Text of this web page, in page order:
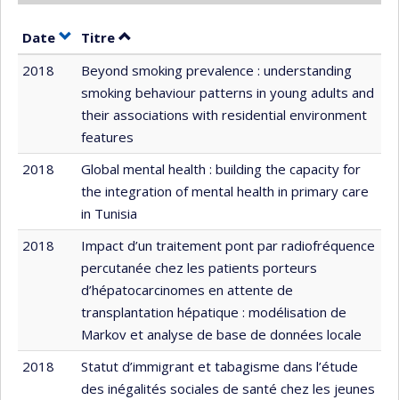
Date Trier par date en ordre croissant
Titre Trier par titre en ordre croissant
2018
Beyond smoking prevalence : understanding
smoking behaviour patterns in young adults and
their associations with residential environment
features
2018
Global mental health : building the capacity for
the integration of mental health in primary care
in Tunisia
2018
Impact d’un traitement pont par radiofréquence
percutanée chez les patients porteurs
d’hépatocarcinomes en attente de
transplantation hépatique : modélisation de
Markov et analyse de base de données locale
2018
Statut d’immigrant et tabagisme dans l’étude
des inégalités sociales de santé chez les jeunes